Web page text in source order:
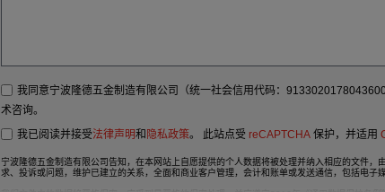
我同意宁波隆德五金制造有限公司（统一社会信用代码：
术咨询。
我已阅读并接受法律声明和 隐私政策。 此站点受 reCAPTCHA 保护，并适用
宁波隆德五金制造有限公司告知，在本网站上自愿提供的个人数据将被处理并纳入相应的文件
求、投诉或问题，维护已建立的关系，全面和商业客户管理，会计和账单或发送通信，包括电子